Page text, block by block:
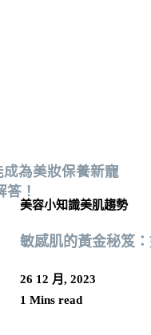
美容小知識美肌趨勢
敏感肌的黃金秘笈
26 12 月, 2023
1 Mins read
為美妝保養新寵
！